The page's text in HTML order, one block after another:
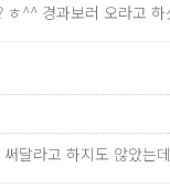
^^ 경과보러 오라고
달라고 하지도 않았